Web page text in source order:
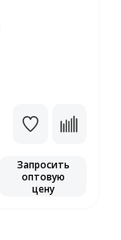
Запросить
оптовую
цену